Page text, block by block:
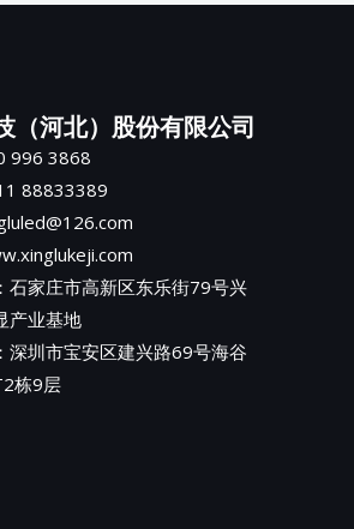
（河北）股份有限公司
996 3868
88833389
石家庄市高新区东乐街79号兴
光显产业基地
深圳市宝安区建兴路69号海谷
栋9层